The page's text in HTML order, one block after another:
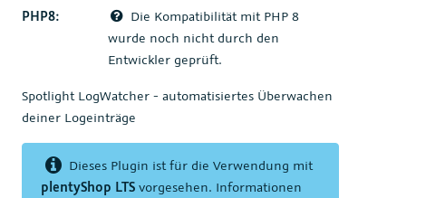
PHP8:
Die Kompatibilität mit PHP 8
wurde noch nicht durch den
Entwickler geprüft.
Spotlight LogWatcher - automatisiertes Überwachen
deiner Logeinträge
Dieses Plugin ist für die Verwendung mit
plentyShop LTS vorgesehen. Informationen